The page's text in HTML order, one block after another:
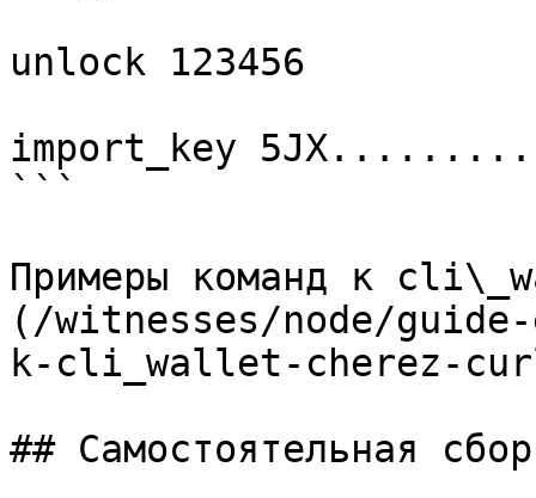
unlock 123456
import_key
```
Примеры команд к
(/witnesses/node/guide-
k-cli_wallet-cherez-
## Самостоятельная